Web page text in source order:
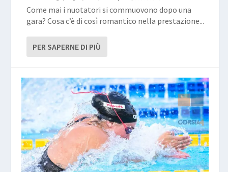
Come mai i nuotatori si commuovono dopo una
gara? Cosa c’è di così romantico nella prestazione...
PER SAPERNE DI PIÙ